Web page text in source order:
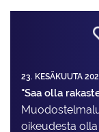
23. KESÄKUUTA
"Saa olla
oikeudesta